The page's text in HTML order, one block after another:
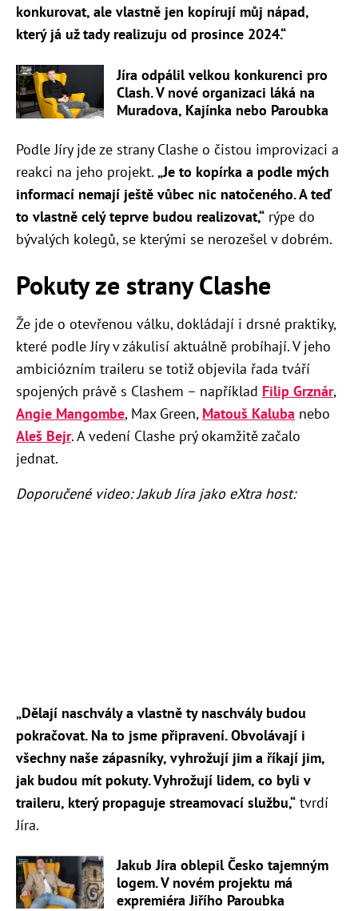
konkurovat, ale vlastně jen kopírují můj nápad,
který já už tady realizuju od prosince 2024.“
Jíra odpálil velkou konkurenci pro
Clash. V nové organizaci láká na
Muradova, Kajínka nebo Paroubka
Podle Jíry jde ze strany Clashe o čistou improvizaci a
reakci na jeho projekt. „Je to kopírka a podle mých
informací nemají ještě vůbec nic natočeného. A teď
to vlastně celý teprve budou realizovat,“ rýpe do
bývalých kolegů, se kterými se nerozešel v dobrém.
Pokuty ze strany Clashe
Že jde o otevřenou válku, dokládají i drsné praktiky,
které podle Jíry v zákulisí aktuálně probíhají. V jeho
ambiciózním traileru se totiž objevila řada tváří
spojených právě s Clashem – například Filip Grznár,
Angie Mangombe, Max Green, Matouš Kaluba nebo
Aleš Bejr. A vedení Clashe prý okamžitě začalo
jednat.
Doporučené video: Jakub Jíra jako eXtra host:
„Dělají naschvály a vlastně ty naschvály budou
pokračovat. Na to jsme připravení. Obvolávají i
všechny naše zápasníky, vyhrožují jim a říkají jim,
jak budou mít pokuty. Vyhrožují lidem, co byli v
traileru, který propaguje streamovací službu,“ tvrdí
Jíra.
Jakub Jíra oblepil Česko tajemným
logem. V novém projektu má
expremiéra Jiřího Paroubka